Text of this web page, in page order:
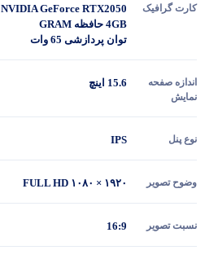
کارت گرافیک
NVIDIA GeForce RTX2050
4GB حافظه GRAM
توان پردازشی 65 وات
اندازه صفحه
نمایش
15.6 اینچ
نوع پنل IPS
وضوح تصویر ۱۹۲۰ × ۱۰۸۰ FULL HD
نسبت تصویر 16:9